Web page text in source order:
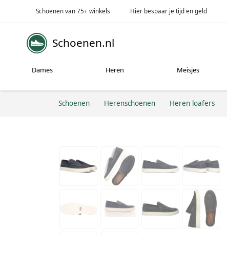
Schoenen van 75+ winkels Hier bespaar je tijd en geld
Schoenen.nl
Dames Heren Meisjes
Schoenen Herenschoenen Heren loafers